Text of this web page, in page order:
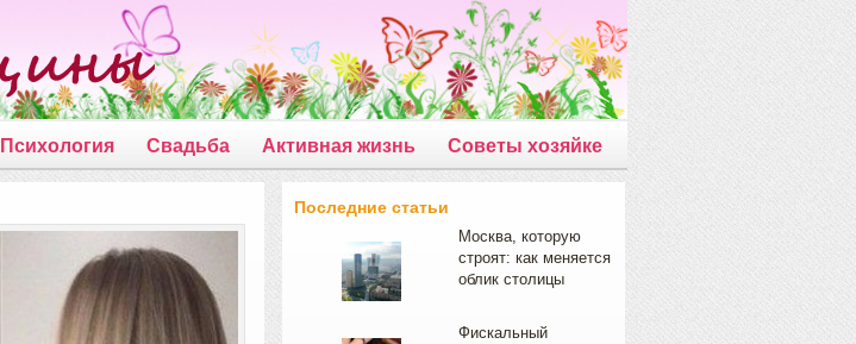
Психология Свадьба Активная жизнь Советы хозяйке
Последние статьи
Москва, которую
строят: как меняется
облик столицы
Фискальный